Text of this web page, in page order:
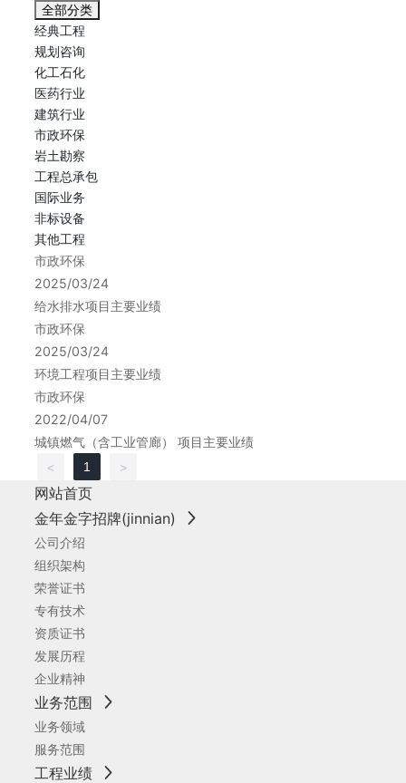
全部分类
经典工程
规划咨询
化工石化
医药行业
建筑行业
市政环保
岩土勘察
工程总承包
国际业务
非标设备
其他工程
市政环保
2025/03/24
给水排水项目主要业绩
市政环保
2025/03/24
环境工程项目主要业绩
市政环保
2022/04/07
城镇燃气（含工业管廊） 项目主要业绩
< 1 >
网站首页
金年金字招牌(jinnian)
公司介绍
组织架构
荣誉证书
专有技术
资质证书
发展历程
企业精神
业务范围
业务领域
服务范围
工程业绩